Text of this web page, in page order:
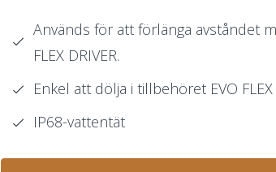
Används för att förlänga avståndet
FLEX DRIVER.
Enkel att dölja i tillbehöret EVO FLEX
IP68-vattentät